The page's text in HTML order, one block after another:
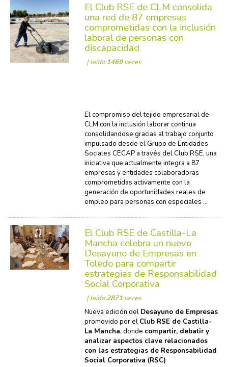
El Club RSE de CLM consolida
una red de 87 empresas
comprometidas con la inclusión
laboral de personas con
discapacidad
| leído1469veces
El compromiso del tejido empresarial de
CLM con la inclusión laborar continua
consolidandose gracias al trabajo conjunto
impulsado desde el Grupo de Entidades
Sociales CECAP a través del Club RSE, una
iniciativa que actualmente integra a 87
empresas y entidades colaboradoras
comprometidas activamente con la
generación de oportunidades reales de
empleo para personas con especiales ...
El Club RSE de Castilla-La
Mancha celebra un nuevo
Desayuno de Empresas en
Toledo para compartir
estrategias de Responsabilidad
Social Corporativa
| leído2871veces
Nueva edición del Desayuno de Empresas
promovido por el Club RSE de Castilla-
La Mancha, donde compartir, debatir y
analizar aspectos clave relacionados
con las estrategias de Responsabilidad
Social Corporativa (RSC)